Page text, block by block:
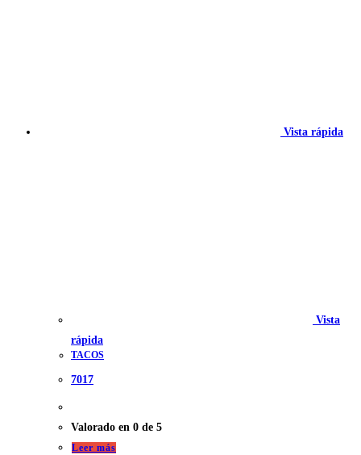
Vista rápida
Vista
rápida
TACOS
7017
Valorado en 0 de 5
Leer más